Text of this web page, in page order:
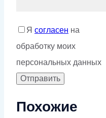
Я согласен на
обработку моих
персональных данных
Похожие